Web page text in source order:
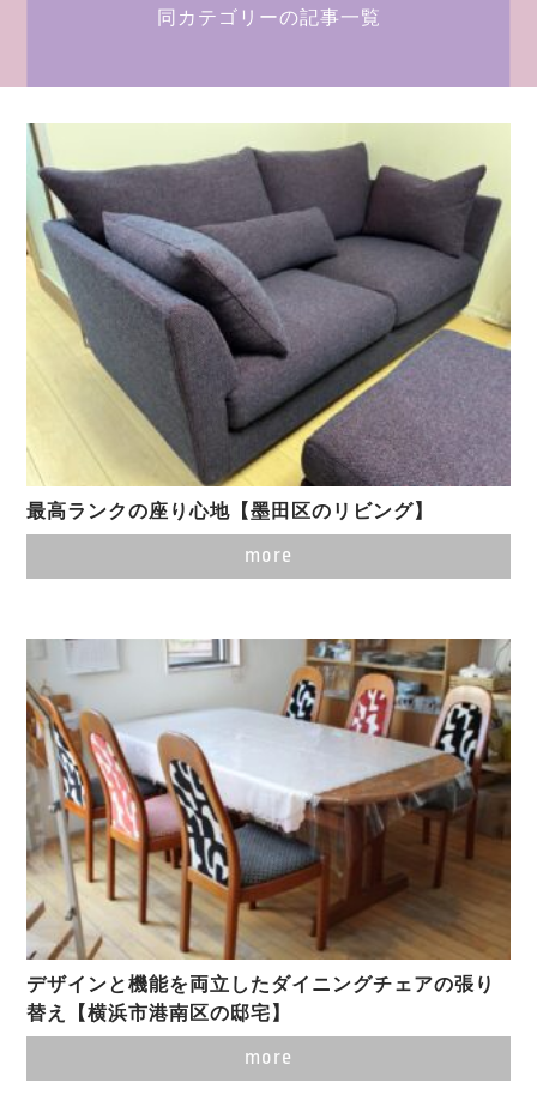
同カテゴリーの記事一覧
最高ランクの座り心地【墨田区のリビング】
more
デザインと機能を両立したダイニングチェアの張り
替え【横浜市港南区の邸宅】
more